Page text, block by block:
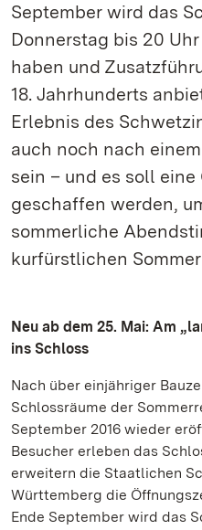
September wird das
Donnerstag bis 20
haben und
18. Jahrhunderts
Erlebnis des
auch noch nach
sein – und es soll
geschaffen werden,
sommerliche
kurfürstlichen
Neu ab dem 25. Mai: Am
ins Schloss
Nach über einjähriger
Schlossräume der
September 2016 wieder
Besucher erleben das
erweitern die Staatlichen
Württemberg die
Ende September wird das